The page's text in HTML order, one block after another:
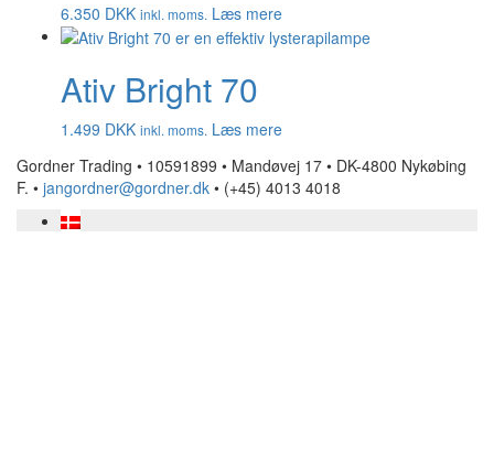
6.350 DKK inkl. moms. Læs mere
Ativ Bright 70
1.499 DKK inkl. moms. Læs mere
Gordner Trading • 10591899 • Mandøvej 17 • DK-4800 Nykøbing
F. • jangordner@gordner.dk • (+45) 4013 4018